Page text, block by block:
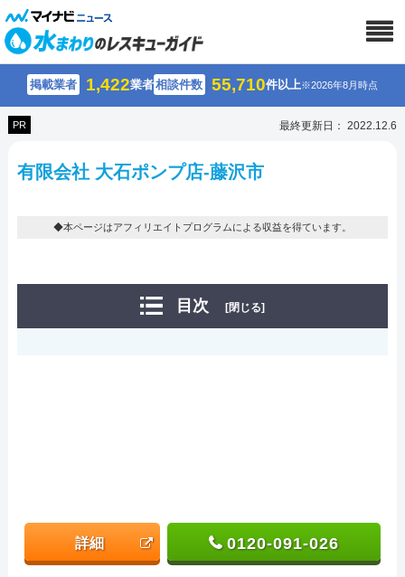
掲載業者 1,422業者相談件数 55,710件以上※2026年8月時点
PR 最終更新日： 2022.12.6
有限会社 大石ポンプ店-藤沢市
◆本ページはアフィリエイトプログラムによる収益を得ています。
目次 [閉じる]
詳細 0120-091-026